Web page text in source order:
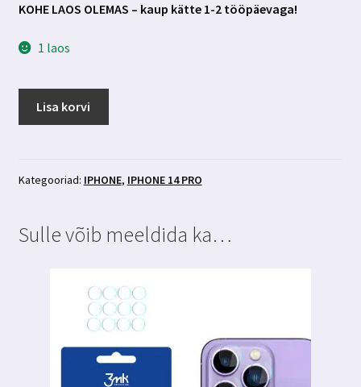
KOHE LAOS OLEMAS – kaup kätte 1-2 tööpäevaga!
1 laos
premium
kogus
Lisa korvi
Kategooriad: IPHONE, IPHONE 14 PRO
Sulle võib meeldida ka…